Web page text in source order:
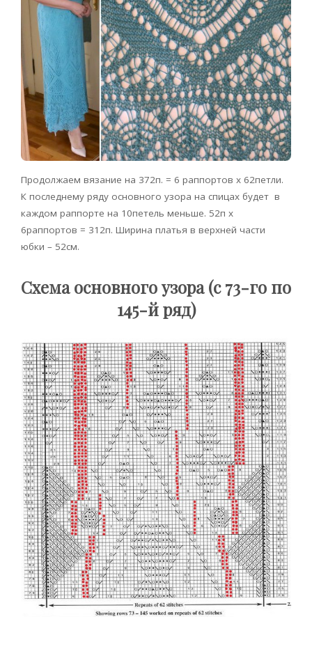
Продолжаем вязание на 372п. = 6 раппортов х 62петли.
К последнему ряду основного узора на спицах будет в
каждом раппорте на 10петель меньше. 52п х
6раппортов = 312п. Ширина платья в верхней части
юбки – 52см.
Схема основного узора (с 73-го по
145-й ряд)